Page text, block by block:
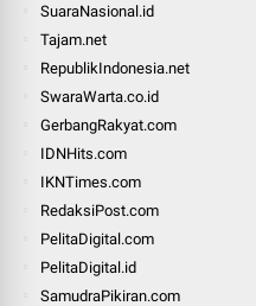
SuaraNasional.id
Tajam.net
RepublikIndonesia.net
SwaraWarta.co.id
GerbangRakyat.com
IDNHits.com
IKNTimes.com
RedaksiPost.com
PelitaDigital.com
PelitaDigital.id
SamudraPikiran.com